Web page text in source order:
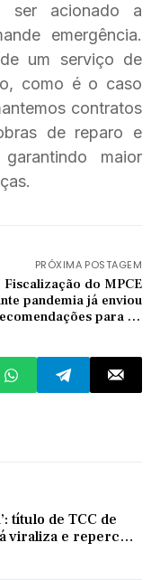
ser acionado a
emergência.
um serviço de
como é o caso
contratos
de reparo e
maior
PRÓXIMA POSTAGEM
Fiscalização do MPCE
pandemia já enviou
para 16
título de TCC de
viraliza e repercute